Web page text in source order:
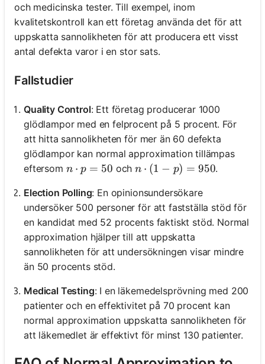
och medicinska tester. Till exempel, inom
kvalitetskontroll kan ett företag använda det för att
uppskatta sannolikheten för att producera ett visst
antal defekta varor i en stor sats.
Fallstudier
Quality Control: Ett företag producerar 1000
glödlampor med en felprocent på 5 procent. För
att hitta sannolikheten för mer än 60 defekta
glödlampor kan normal approximation tillämpas
eftersom n \cdot p = 50
n ⋅ p = 50 ochn \cdot (1 - p) = 950
n ⋅ (1 − p) = 950.
Election Polling: En opinionsundersökare
undersöker 500 personer för att fastställa stöd för
en kandidat med 52 procents faktiskt stöd. Normal
approximation hjälper till att uppskatta
sannolikheten för att undersökningen visar mindre
än 50 procents stöd.
Medical Testing: I en läkemedelsprövning med 200
patienter och en effektivitet på 70 procent kan
normal approximation uppskatta sannolikheten för
att läkemedlet är effektivt för minst 130 patienter.